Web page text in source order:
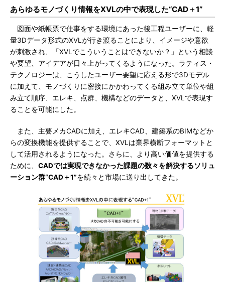
あらゆるモノづくり情報をXVLの中で表現した“CAD＋1”
図面や紙帳票で仕事をする環境にあった後工程ユーザーに、軽
量3Dデータ形式のXVLが行き渡ることにより、イメージや意欲
が刺激され、「XVLでこういうことはできないか？」という相談
や要望、アイデアが日々上がってくるようになった。ラティス・
テクノロジーは、こうしたユーザー要望に応える形で3Dモデル
に加えて、モノづくりに密接にかかわってくる組み立て単位や組
み立て順序、エレキ、点群、機構などのデータと、XVLで表現す
ることを可能にした。
また、主要メカCADに加え、エレキCAD、建築系のBIMなどか
らの変換機能を提供することで、XVLは業界横断フォーマットと
して活用されるようになった。さらに、より高い価値を提供する
ために、 CADでは実現できなかった課題の数々を解決するソリュ
ーション群“CAD＋1”を続々と市場に送り出してきた。